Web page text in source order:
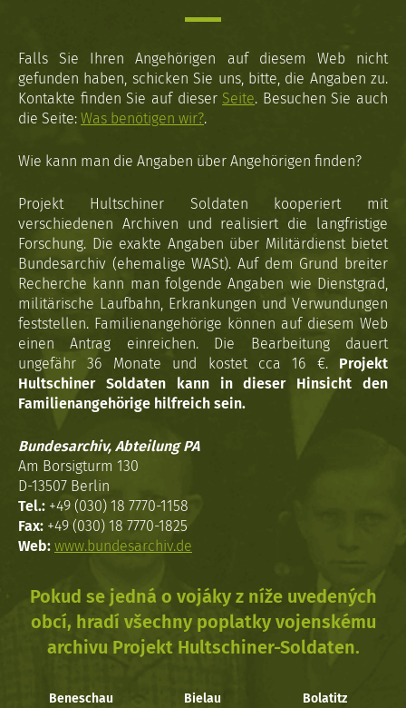
Falls Sie Ihren Angehörigen auf diesem Web nicht
gefunden haben, schicken Sie uns, bitte, die Angaben zu.
Kontakte finden Sie auf dieser Seite. Besuchen Sie auch
die Seite: Was benötigen wir?.
Wie kann man die Angaben über Angehörigen finden?
Projekt Hultschiner Soldaten kooperiert mit
verschiedenen Archiven und realisiert die langfristige
Forschung. Die exakte Angaben über Militärdienst bietet
Bundesarchiv (ehemalige WASt). Auf dem Grund breiter
Recherche kann man folgende Angaben wie Dienstgrad,
militärische Laufbahn, Erkrankungen und Verwundungen
feststellen. Familienangehörige können auf diesem Web
einen Antrag einreichen. Die Bearbeitung dauert
ungefähr 36 Monate und kostet cca 16 €. Projekt
Hultschiner Soldaten kann in dieser Hinsicht den
Familienangehörige hilfreich sein.
Bundesarchiv, Abteilung PA
Am Borsigturm 130
D-13507 Berlin
Tel.: +49 (030) 18 7770-1158
Fax: +49 (030) 18 7770-1825
Web: www.bundesarchiv.de
Pokud se jedná o vojáky z níže uvedených
obcí, hradí všechny poplatky vojenskému
archivu Projekt Hultschiner-Soldaten.
Beneschau Bielau Bolatitz